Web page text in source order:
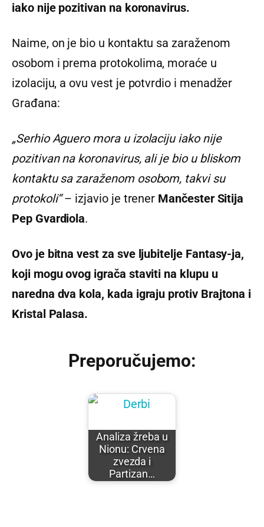
iako nije pozitivan na koronavirus.
Naime, on je bio u kontaktu sa zaraženom
osobom i prema protokolima, moraće u
izolaciju, a ovu vest je potvrdio i menadžer
Građana:
„Serhio Aguero mora u izolaciju iako nije
pozitivan na koronavirus, ali je bio u bliskom
kontaktu sa zaraženom osobom, takvi su
protokoli“– izjavio je trener Mančester Sitija
Pep Gvardiola.
Ovo je bitna vest za sve ljubitelje Fantasy-ja,
koji mogu ovog igrača staviti na klupu u
naredna dva kola, kada igraju protiv Brajtona i
Kristal Palasa.
Preporučujemo:
Analiza žreba u
Nionu: Crvena
zvezda i
Partizan…